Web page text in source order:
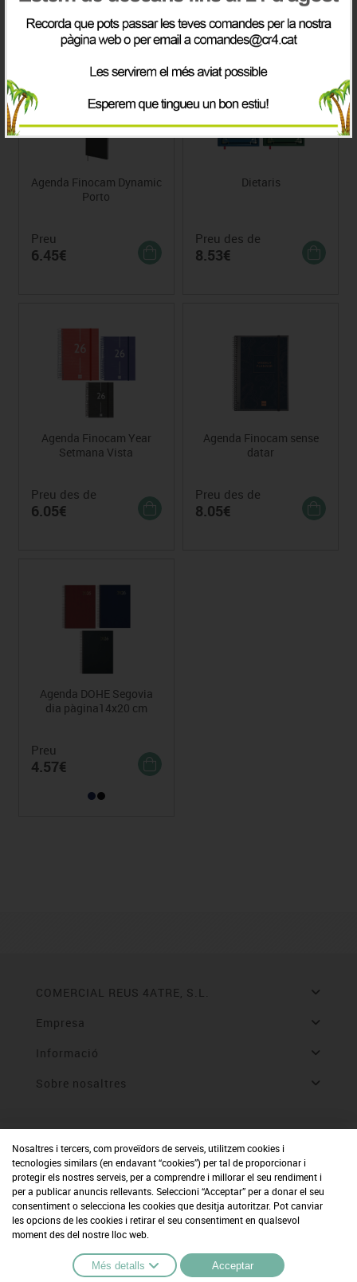
Agenda Finocam Dynamic
Porto
Preu
6.45€
Dietaris
Preu des de
8.53€
Agenda Finocam Year
Setmana Vista
Preu des de
6.05€
Agenda Finocam sense
datar
Preu des de
8.05€
Agenda DOHE Segovia
dia pàgina14x20 cm
Preu
4.57€
COMERCIAL REUS 4ATRE, S.L.
Empresa
Informació
Sobre nosaltres
Nosaltres i tercers, com proveïdors de serveis, utilitzem cookies i
tecnologies similars (en endavant “cookies”) per tal de proporcionar i
protegir els nostres serveis, per a comprendre i millorar el seu rendiment i
per a publicar anuncis rellevants. Seleccioni “Acceptar” per a donar el seu
consentiment o selecciona les cookies que desitja autoritzar. Pot canviar
les opcions de les cookies i retirar el seu consentiment en qualsevol
moment des del nostre lloc web.
Més detalls Acceptar